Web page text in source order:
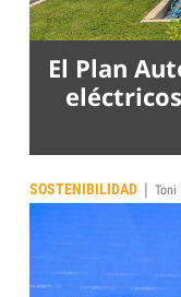
El Plan
SOSTENIBILIDAD | Toni